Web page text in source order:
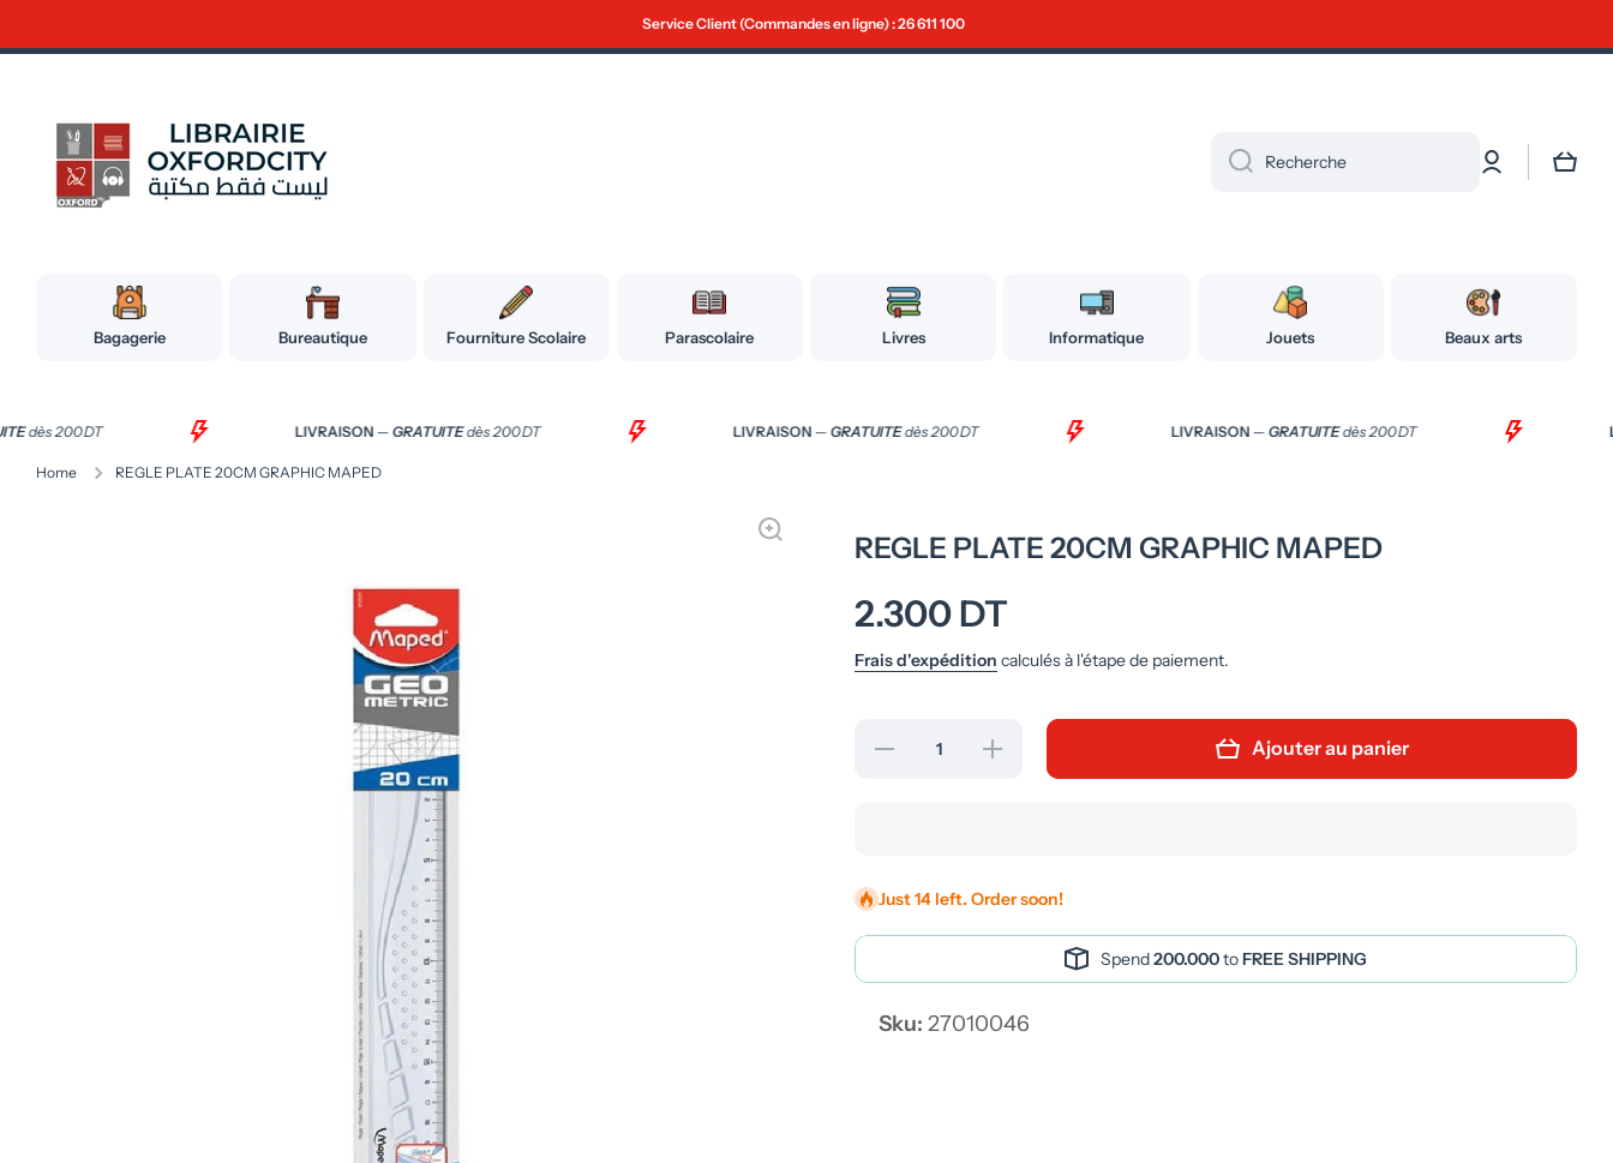
Service Client (Commandes en ligne) : 26 611 100
Recherche ConnexionPanier
Bagagerie Bureautique Fourniture Scolaire Parascolaire Livres Informatique Jouets Beaux arts
dès 200 DT LIVRAISON—GRATUITEdès 200 DT LIVRAISON—GRATUITEdès 200 DT LIVRAISON—GRATUITEdès 200 DT
Home REGLE PLATE 20CM GRAPHIC MAPED
REGLE PLATE 20CM GRAPHIC MAPED
2.300 DT
Frais d'expédition calculés à l'étape de paiement.
Réduire la
Augmenter
la quantité
de REGLE
Ajouter au panier
Just 14 left. Order soon!
Spend200.000toFREE SHIPPING
Sku: 27010046